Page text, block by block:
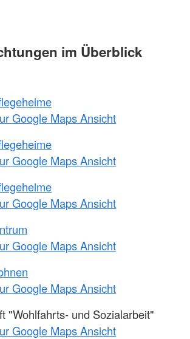
im Überblick
Google Maps Ansicht
Google Maps Ansicht
Google Maps Ansicht
Google Maps Ansicht
Google Maps Ansicht
"Wohlfahrts- und Sozialarbeit"
Google Maps Ansicht